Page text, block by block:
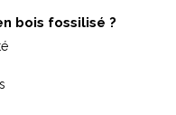
bois fossilisé ?